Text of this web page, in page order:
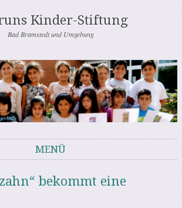
Kinder-Stiftung
Bad Bramstedt und Umgebung
MENÜ
bekommt eine